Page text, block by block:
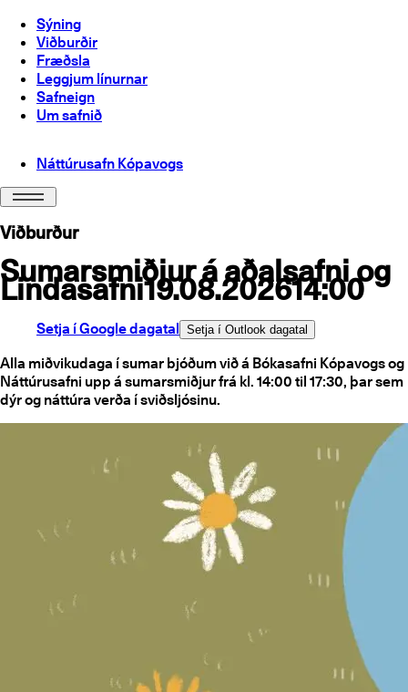
Sýning
Viðburðir
Fræðsla
Leggjum línurnar
Safneign
Um safnið
Náttúrusafn Kópavogs
Viðburður
Sumarsmiðjur á aðalsafni og
Lindasafni19.08.202614:00
Setja í Google dagatal Setja í Outlook dagatal
Alla miðvikudaga í sumar bjóðum við á Bókasafni Kópavogs og
Náttúrusafni upp á sumarsmiðjur frá kl. 14:00 til 17:30, þar sem
dýr og náttúra verða í sviðsljósinu.